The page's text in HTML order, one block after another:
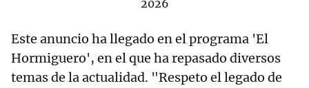
2026
Este anuncio ha llegado en el programa 'El
Hormiguero', en el que ha repasado diversos
temas de la actualidad. "Respeto el legado de